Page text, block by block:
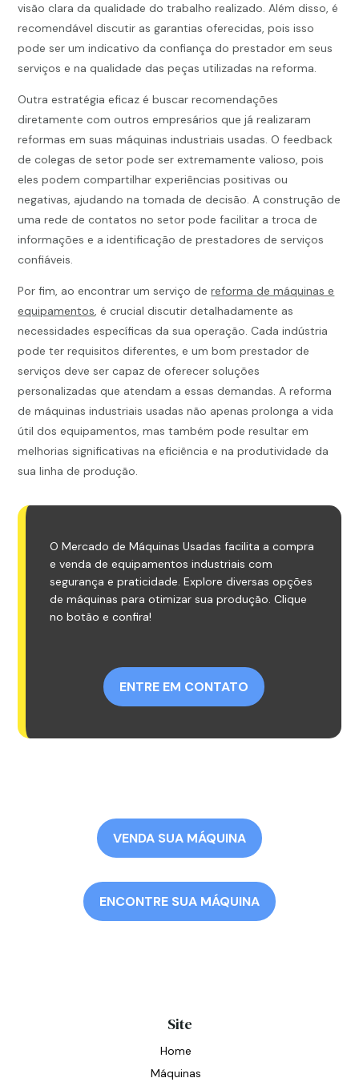
visão clara da qualidade do trabalho realizado. Além disso, é
recomendável discutir as garantias oferecidas, pois isso
pode ser um indicativo da confiança do prestador em seus
serviços e na qualidade das peças utilizadas na reforma.
Outra estratégia eficaz é buscar recomendações
diretamente com outros empresários que já realizaram
reformas em suas máquinas industriais usadas. O feedback
de colegas de setor pode ser extremamente valioso, pois
eles podem compartilhar experiências positivas ou
negativas, ajudando na tomada de decisão. A construção de
uma rede de contatos no setor pode facilitar a troca de
informações e a identificação de prestadores de serviços
confiáveis.
Por fim, ao encontrar um serviço dereforma de máquinas e
equipamentos, é crucial discutir detalhadamente as
necessidades específicas da sua operação. Cada indústria
pode ter requisitos diferentes, e um bom prestador de
serviços deve ser capaz de oferecer soluções
personalizadas que atendam a essas demandas. A reforma
de máquinas industriais usadas não apenas prolonga a vida
útil dos equipamentos, mas também pode resultar em
melhorias significativas na eficiência e na produtividade da
sua linha de produção.
O Mercado de Máquinas Usadas facilita a compra
e venda de equipamentos industriais com
segurança e praticidade. Explore diversas opções
de máquinas para otimizar sua produção. Clique
no botão e confira!
ENTRE EM CONTATO
VENDA SUA MÁQUINA
ENCONTRE SUA MÁQUINA
Site
Home
Máquinas